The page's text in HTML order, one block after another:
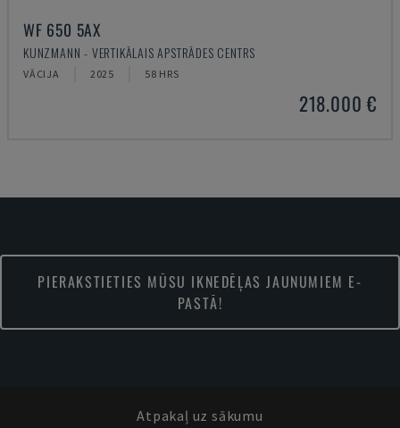
WF 650 5AX
KUNZMANN - VERTIKĀLAIS APSTRĀDES CENTRS
VĀCIJA 2025 58 HRS
218.000 €
PIERAKSTIETIES MŪSU IKNEDĒĻAS JAUNUMIEM E-
PASTĀ!
Atpakaļ uz sākumu